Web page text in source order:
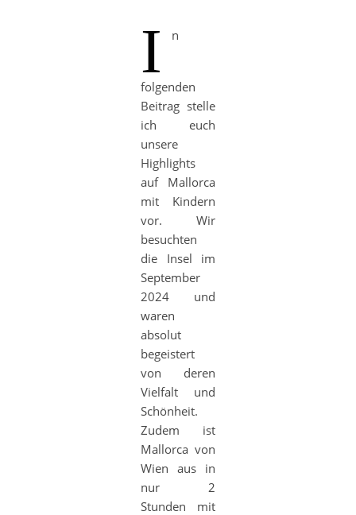
I n
folgenden
Beitrag stelle
ich euch
unsere
Highlights
auf Mallorca
mit Kindern
vor. Wir
besuchten
die Insel im
September
2024 und
waren
absolut
begeistert
von deren
Vielfalt und
Schönheit.
Zudem ist
Mallorca von
Wien aus in
nur 2
Stunden mit